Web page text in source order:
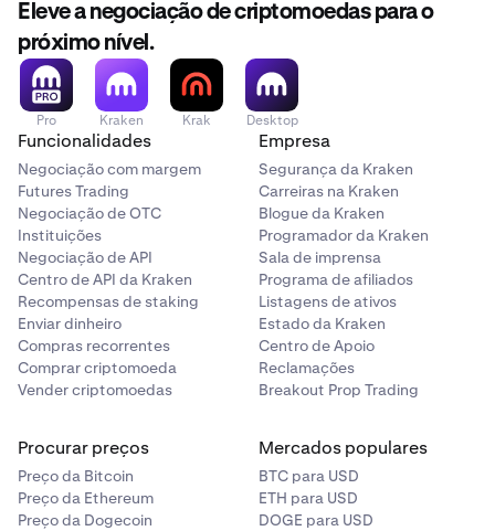
Eleve a negociação de criptomoedas para o
próximo nível.
Pro Kraken Krak Desktop
Funcionalidades
Negociação com margem
Futures Trading
Negociação de OTC
Instituições
Negociação de API
Centro de API da Kraken
Recompensas de staking
Enviar dinheiro
Compras recorrentes
Comprar criptomoeda
Vender criptomoedas
Empresa
Segurança da Kraken
Carreiras na Kraken
Blogue da Kraken
Programador da Kraken
Sala de imprensa
Programa de afiliados
Listagens de ativos
Estado da Kraken
Centro de Apoio
Reclamações
Breakout Prop Trading
Procurar preços
Preço da Bitcoin
Preço da Ethereum
Preço da Dogecoin
Mercados populares
BTC para USD
ETH para USD
DOGE para USD